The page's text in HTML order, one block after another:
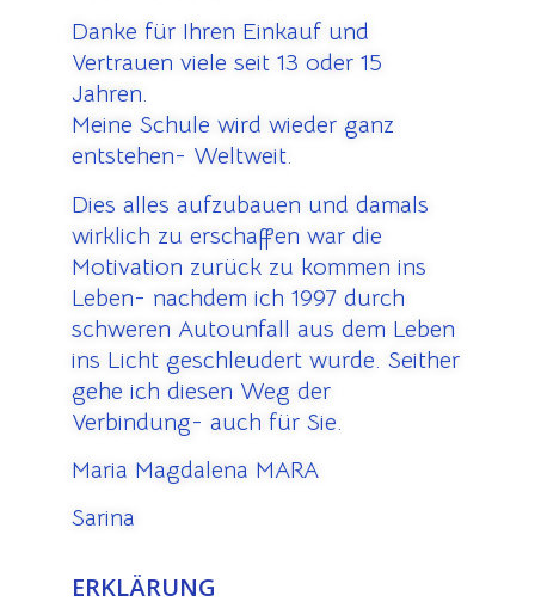
Danke für Ihren Einkauf und
Vertrauen viele seit 13 oder 15
Jahren.
Meine Schule wird wieder ganz
entstehen- Weltweit.
Dies alles aufzubauen und damals
wirklich zu erschaffen war die
Motivation zurück zu kommen ins
Leben- nachdem ich 1997 durch
schweren Autounfall aus dem Leben
ins Licht geschleudert wurde. Seither
gehe ich diesen Weg der
Verbindung- auch für Sie.
Maria Magdalena MARA
Sarina
ERKLÄRUNG